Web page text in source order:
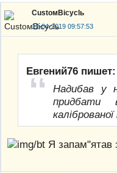
CustoмBicyclь
12-04-2019 09:57:53
Евгений76 пишет:
Надибав у
придбати
Я запам"ятав